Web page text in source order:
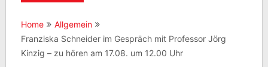
Home
Allgemein
Franziska Schneider im Gespräch mit Professor Jörg
Kinzig – zu hören am 17.08. um 12.00 Uhr